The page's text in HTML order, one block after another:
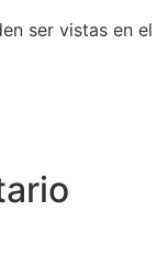
ser vistas en el